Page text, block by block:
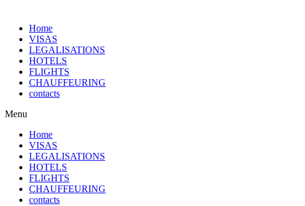
Home
VISAS
LEGALISATIONS
HOTELS
FLIGHTS
CHAUFFEURING
contacts
Menu
Home
VISAS
LEGALISATIONS
HOTELS
FLIGHTS
CHAUFFEURING
contacts